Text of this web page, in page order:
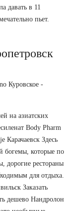
давать в 11
пьет.
Куровское -
на азиатских
Body Pharm
Карачаевск Здесь
богемы, которые по
дорогие рестораны
для отдыха.
Заказать
дешево Нандролон